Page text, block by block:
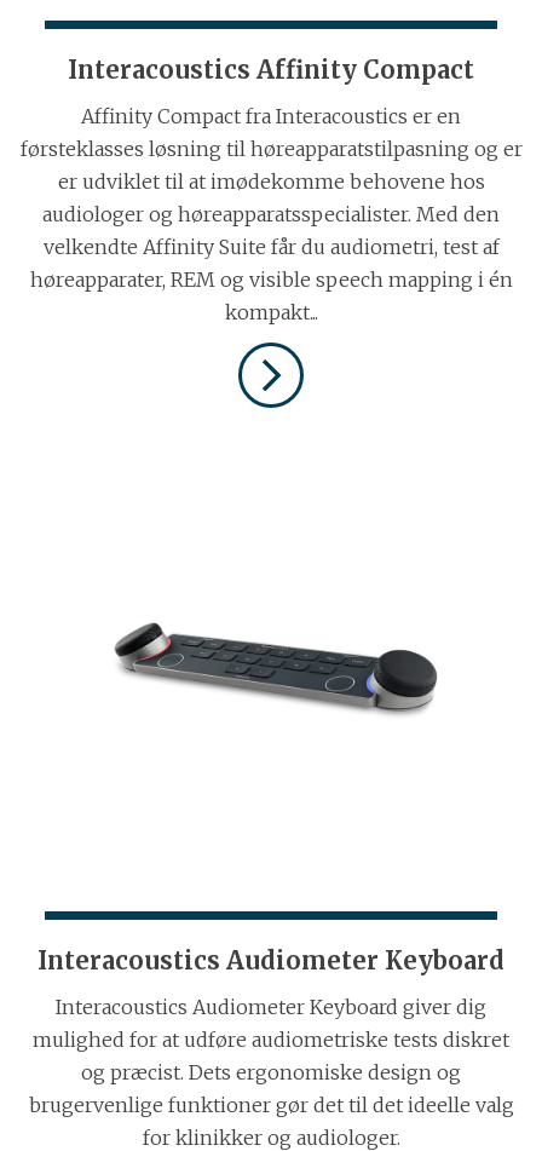
Interacoustics Affinity Compact
Affinity Compact fra Interacoustics er en
førsteklasses løsning til høreapparatstilpasning og er
er udviklet til at imødekomme behovene hos
audiologer og høreapparatsspecialister. Med den
velkendte Affinity Suite får du audiometri, test af
høreapparater, REM og visible speech mapping i én
kompakt...
Interacoustics Audiometer Keyboard
Interacoustics Audiometer Keyboard giver dig
mulighed for at udføre audiometriske tests diskret
og præcist. Dets ergonomiske design og
brugervenlige funktioner gør det til det ideelle valg
for klinikker og audiologer.